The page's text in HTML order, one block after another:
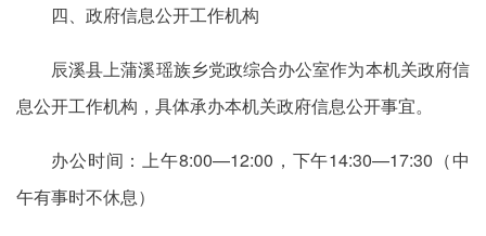
四、政府信息公开工作机构
辰溪县上蒲溪瑶族乡党政综合办公室作为本机关政府信
息公开工作机构，具体承办本机关政府信息公开事宜。
办公时间：上午8:00—12:00，下午14:30—17:30（中
午有事时不休息）